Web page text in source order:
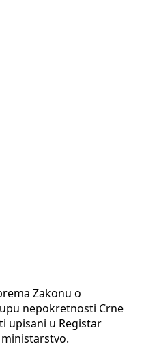
Zakonu o
nepokretnosti Crne
upisani u Registar